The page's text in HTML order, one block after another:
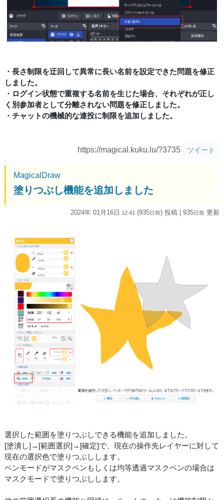
・長さ制限を迂回して異常に長い名前を設定できた問題を修正
しました。
・ログイン状態で重複する名前を生じた場合、それぞれが正し
く別参加者として分離されない問題を修正しました。
・チャットの機械的な連投に制限を追加しました。
https://magical.kuku.lu/?3735 ツイート
MagicalDraw
塗りつぶし機能を追加しました
2024年 01月16日 12:41 (935日前) 投稿 | 935日前 更新
選択した範囲を塗りつぶしできる機能を追加しました。
[塗潰し]→[範囲選択]→[確定]で、現在の操作先レイヤーに対して
現在の選択色で塗りつぶしします。
ペンモードがマスクペンもしくは均等透過マスクペンの場合は
マスクモードで塗りつぶしします。